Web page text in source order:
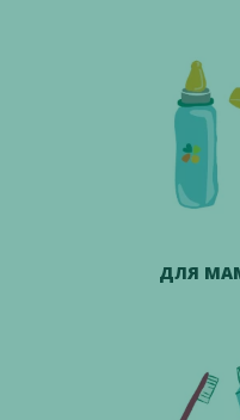
ДЛЯ